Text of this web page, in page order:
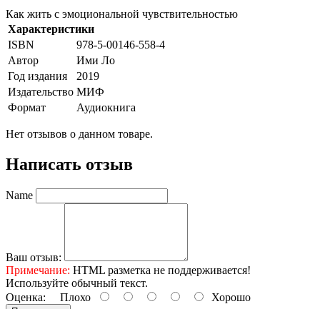
Как жить с эмоциональной чувствительностью
Характеристики
ISBN
978-5-00146-558-4
Автор
Ими Ло
Год издания
2019
Издательство МИФ
Формат
Аудиокнига
Нет отзывов о данном товаре.
Написать отзыв
Name
Ваш отзыв:
Примечание: HTML разметка не поддерживается!
Используйте обычный текст.
Оценка: Плохо Хорошо